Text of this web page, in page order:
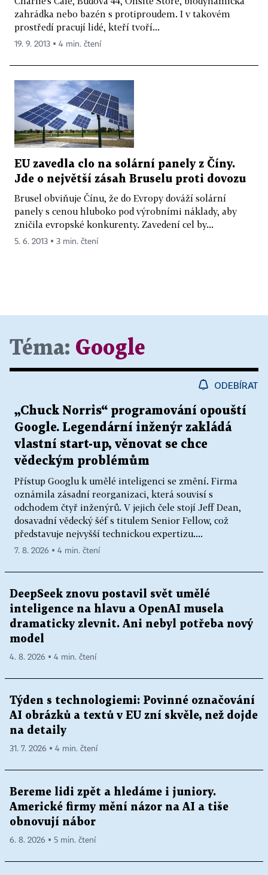
zahrádka nebo bazén s protiproudem. I v takovém
prostředí pracují lidé, kteří tvoří...
19. 9. 2013 ▪ 4 min. čtení
EU zavedla clo na solární panely z Číny.
Jde o největší zásah Bruselu proti dovozu
Brusel obviňuje Čínu, že do Evropy dováží solární
panely s cenou hluboko pod výrobními náklady, aby
zničila evropské konkurenty. Zavedení cel by...
5. 6. 2013 ▪ 3 min. čtení
Téma: Google
ODEBÍRAT
„Chuck Norris“ programování opouští
Google. Legendární inženýr zakládá
vlastní start-up, věnovat se chce
vědeckým problémům
Přístup Googlu k umělé inteligenci se změní. Firma
oznámila zásadní reorganizaci, která souvisí s
odchodem čtyř inženýrů. V jejich čele stojí Jeff Dean,
dosavadní vědecký šéf s titulem Senior Fellow, což
představuje nejvyšší technickou expertizu....
7. 8. 2026 ▪ 4 min. čtení
DeepSeek znovu postavil svět umělé
inteligence na hlavu a OpenAI musela
dramaticky zlevnit. Ani nebyl potřeba nový
model
4. 8. 2026 ▪ 4 min. čtení
Týden s technologiemi: Povinné označování
AI obrázků a textů v EU zní skvěle, než dojde
na detaily
31. 7. 2026 ▪ 4 min. čtení
Bereme lidi zpět a hledáme i juniory.
Americké firmy mění názor na AI a tiše
obnovují nábor
6. 8. 2026 ▪ 5 min. čtení